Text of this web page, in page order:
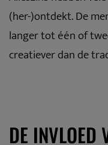
(her-)ontdekt. De
langer tot één of
creatiever dan de
DE INVLOED